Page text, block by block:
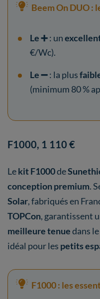
Beem On DUO :
Le ➕: un
€/Wc).
Le ➖: la plus
(minimum 80 %
F1000, 1 110 €
Lekit F1000de
conception premium.
Solar, fabriqués en
TOPCon, garantissent
meilleure tenuedans
idéal pour les petits
F1000 : les